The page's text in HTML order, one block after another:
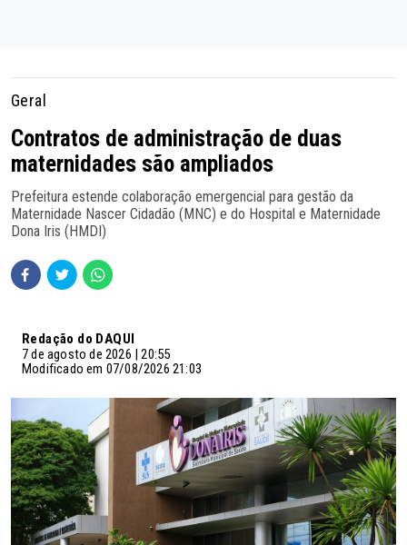
Geral
Contratos de administração de duas
maternidades são ampliados
Prefeitura estende colaboração emergencial para gestão da
Maternidade Nascer Cidadão (MNC) e do Hospital e Maternidade
Dona Iris (HMDI)
Redação do DAQUI
7 de agosto de 2026 | 20:55
Modificado em 07/08/2026 21:03